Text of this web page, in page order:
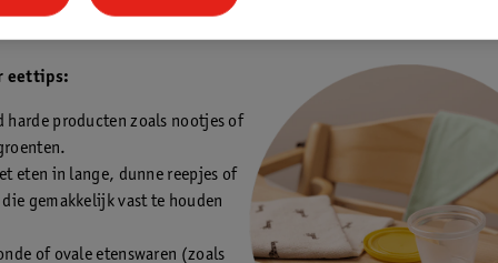
eettips:
harde producten zoals nootjes of
eten in lange, dunne reepjes of
gemakkelijk vast te houden
of ovale etenswaren (zoals